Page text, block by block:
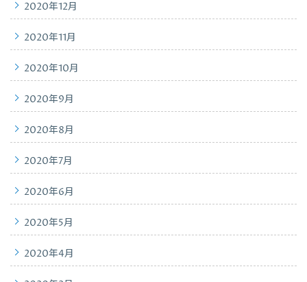
2020年12月
2020年11月
2020年10月
2020年9月
2020年8月
2020年7月
2020年6月
2020年5月
2020年4月